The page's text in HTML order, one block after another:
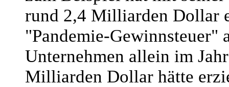
rund 2,4 Milliarden Dollar
"Pandemie-
Unternehmen allein im
Milliarden Dollar hätte